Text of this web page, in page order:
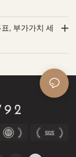
, 부가가치 세